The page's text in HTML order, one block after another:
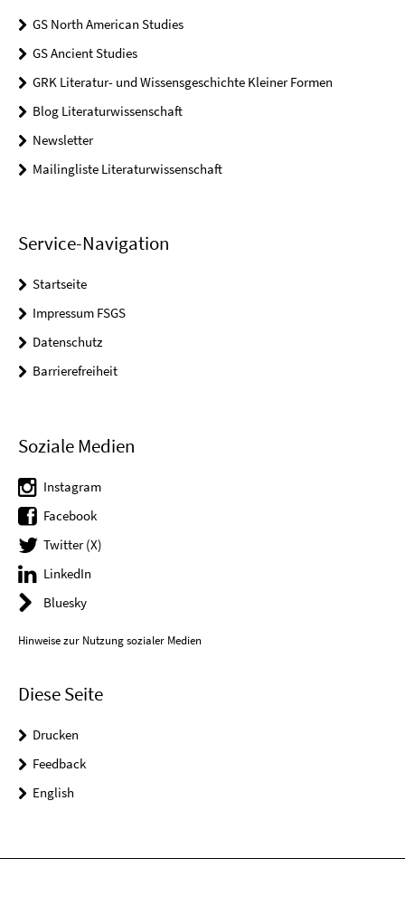
GS North American Studies
GS Ancient Studies
GRK Literatur- und Wissensgeschichte Kleiner Formen
Blog Literaturwissenschaft
Newsletter
Mailingliste Literaturwissenschaft
Service-Navigation
Startseite
Impressum FSGS
Datenschutz
Barrierefreiheit
Soziale Medien
Instagram
Facebook
Twitter (X)
LinkedIn
Bluesky
Hinweise zur Nutzung sozialer Medien
Diese Seite
Drucken
Feedback
English